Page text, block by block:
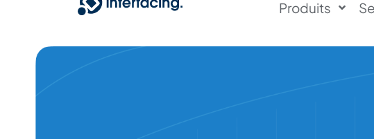
Produits